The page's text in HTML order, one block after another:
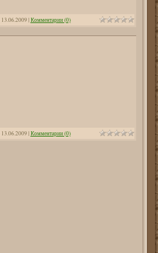
13.06.2009|Комментарии (0)
13.06.2009|Комментарии (0)